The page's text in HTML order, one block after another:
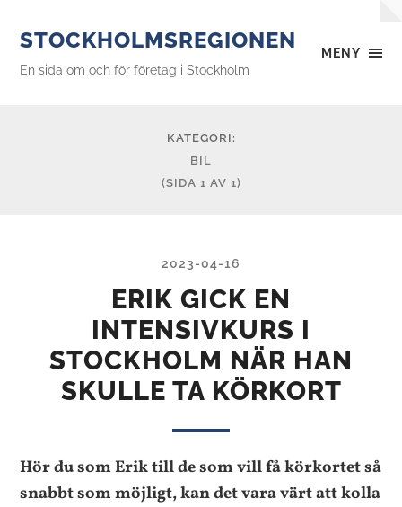
MENY
STOCKHOLMSREGIONEN
En sida om och för företag i Stockholm
KATEGORI:
BIL
(SIDA 1 AV 1)
2023-04-16
ERIK GICK EN
INTENSIVKURS I
STOCKHOLM NÄR HAN
SKULLE TA KÖRKORT
Hör du som Erik till de som vill få körkortet så
snabbt som möjligt, kan det vara värt att kolla